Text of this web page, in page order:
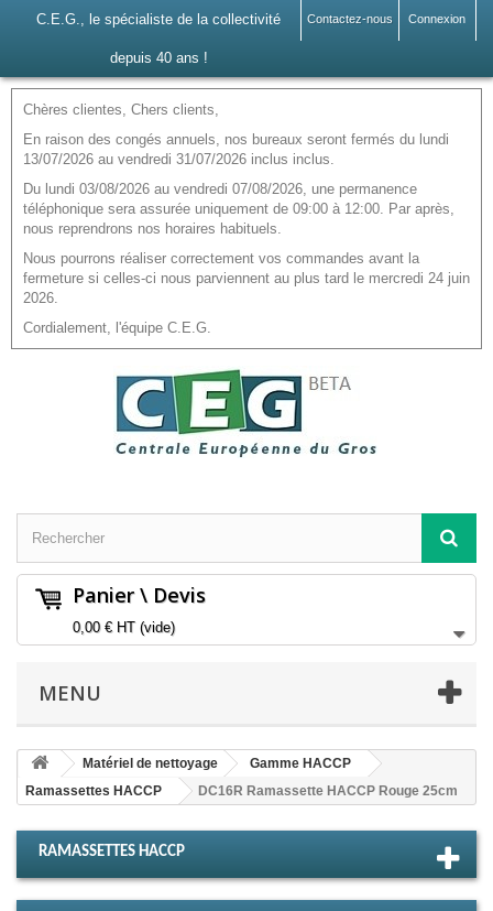
Connexion
Contactez-nous
C.E.G., le spécialiste de la collectivité
depuis 40 ans !
Chères clientes, Chers clients,
En raison des congés annuels, nos bureaux seront fermés du lundi
13/07/2026 au vendredi 31/07/2026 inclus inclus.
Du lundi 03/08/2026 au vendredi 07/08/2026, une permanence
téléphonique sera assurée uniquement de 09:00 à 12:00. Par après,
nous reprendrons nos horaires habituels.
Nous pourrons réaliser correctement vos commandes avant la
fermeture si celles-ci nous parviennent au plus tard le mercredi 24 juin
2026.
Cordialement, l'équipe C.E.G.
Panier \ Devis
0,00 €HT (vide)
MENU
Matériel de nettoyage
Gamme HACCP
Ramassettes HACCP
DC16R Ramassette HACCP Rouge 25cm
RAMASSETTES HACCP